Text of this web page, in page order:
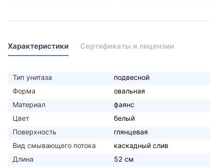
Характеристики Сертификаты и лицензии
Тип унитаза
подвесной
Форма
овальная
Материал
фаянс
Цвет
белый
Поверхность
глянцевая
Вид смывающего потока
каскадный слив
Длина
52 см